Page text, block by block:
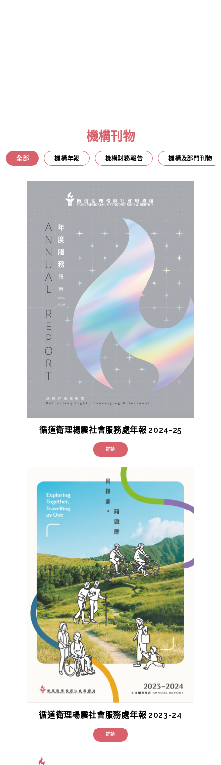
機構刊物
全部 機構年報 機構財務報告 機構及部門刊物
循道衛理楊震社會服務處年報 2024-25
詳請
循道衛理楊震社會服務處年報 2023-24
詳請